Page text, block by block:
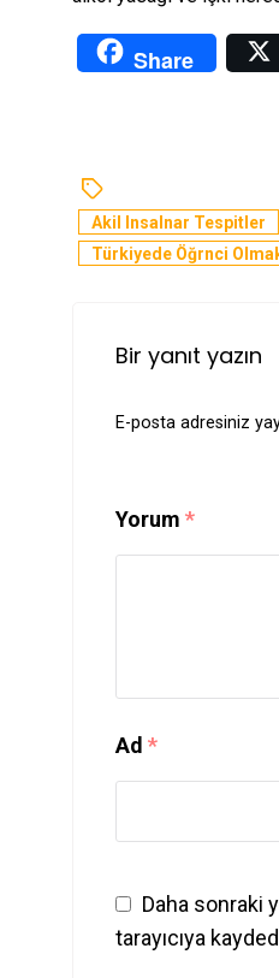
Share
Akil Insalnar Tespitler
Türkiyede Öğrnci
Bir yanıt yazın
E-posta adresiniz
Yorum *
Ad *
Daha sonraki
tarayıcıya